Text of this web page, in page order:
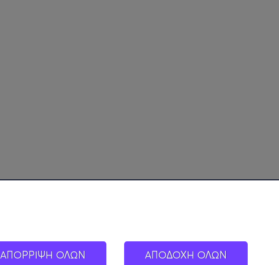
ΑΠΟΡΡΙΨΗ ΟΛΩΝ ΑΠΟΔΟΧΗ ΟΛΩΝ